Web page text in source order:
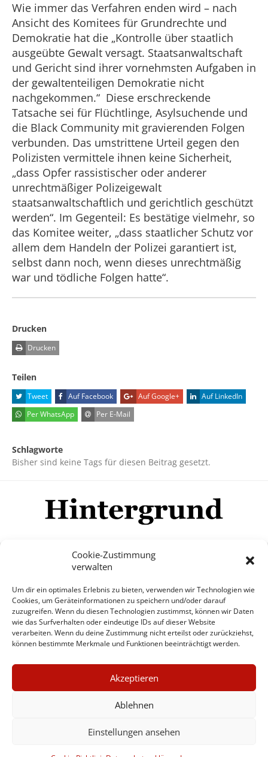
Cookie-Zustimmung
verwalten
Um dir ein optimales Erlebnis zu bieten, verwenden wir Technologien wie
Cookies, um Geräteinformationen zu speichern und/oder darauf
zuzugreifen. Wenn du diesen Technologien zustimmst, können wir Daten
wie das Surfverhalten oder eindeutige IDs auf dieser Website
verarbeiten. Wenn du deine Zustimmung nicht erteilst oder zurückziehst,
können bestimmte Merkmale und Funktionen beeinträchtigt werden.
Akzeptieren
Ablehnen
Einstellungen ansehen
Wie immer das Verfahren enden wird – nach
Ansicht des Komitees für Grundrechte und
Demokratie hat die „Kontrolle über staatlich
ausgeübte Gewalt versagt. Staatsanwaltschaft
und Gericht sind ihrer vornehmsten Aufgaben in
der gewaltenteiligen Demokratie nicht
nachgekommen.“ Diese erschreckende
Tatsache sei für Flüchtlinge, Asylsuchende und
die Black Community mit gravierenden Folgen
verbunden. Das umstrittene Urteil gegen den
Polizisten vermittele ihnen keine Sicherheit,
„dass Opfer rassistischer oder anderer
unrechtmäßiger Polizeigewalt
staatsanwaltschaftlich und gerichtlich geschützt
werden“. Im Gegenteil: Es bestätige vielmehr, so
das Komitee weiter, „dass staatlicher Schutz vor
allem dem Handeln der Polizei garantiert ist,
selbst dann noch, wenn dieses unrechtmäßig
war und tödliche Folgen hatte“.
Drucken
Drucken
Teilen
Tweet Auf Facebook Auf Google+
Auf LinkedIn
Per WhatsApp
Per E-Mail
Schlagworte
Bisher sind keine Tags für diesen Beitrag gesetzt.
Mehr
© Copyright Hintergrund.de, 2015 - 2026
Zum Newsletter jetzt kostenlos
anmelden
erscheint ca. alle 4 Wochen
×